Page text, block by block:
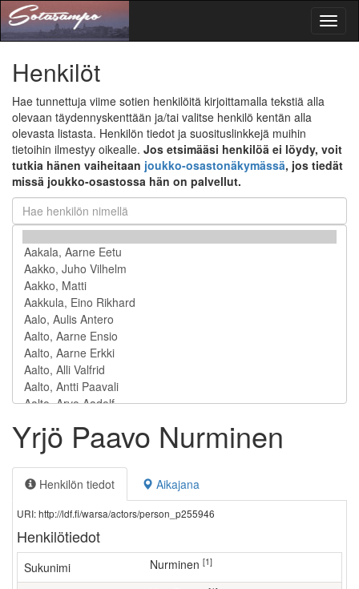
Henkilöt
Hae tunnettuja viime sotien henkilöitä kirjoittamalla tekstiä alla
olevaan täydennyskenttään ja/tai valitse henkilö kentän alla
olevasta listasta. Henkilön tiedot ja suosituslinkkejä muihin
tietoihin ilmestyy oikealle. Jos etsimääsi henkilöä ei löydy, voit
tutkia hänen vaiheitaan joukko-osastonäkymässä, jos tiedät
missä joukko-osastossa hän on palvellut.
Yrjö Paavo Nurminen
Henkilön tiedot Aikajana
URI: http://ldf.fi/warsa/actors/person_p255946
Henkilötiedot
Sukunimi Nurminen [1]